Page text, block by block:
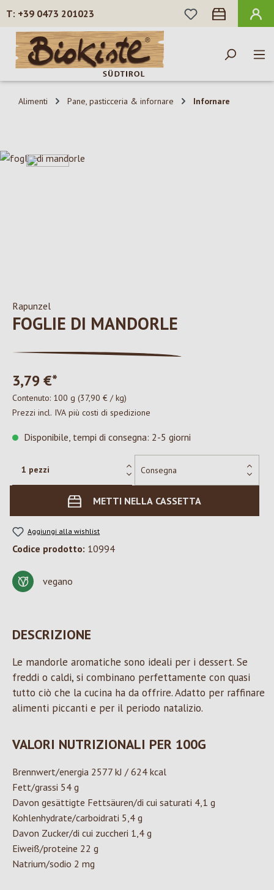
Passa al contenuto principale
+39 0473 201023
HAI 0 ARTICOLI
Alimenti Pane, pasticceria & infornare Infornare
Salta la galleria di immagini
Rapunzel
FOGLIE DI MANDORLE
3,79 €*
Contenuto: 100 g (37,90 € / kg)
Prezzi incl. IVA più costi di spedizione
Disponibile, tempi di consegna: 2-5 giorni
METTI NELLA CASSETTA
Aggiungi alla wishlist
Codice prodotto: 10994
vegano
DESCRIZIONE
Le mandorle aromatiche sono ideali per i dessert. Se
freddi o caldi, si combinano perfettamente con quasi
tutto ciò che la cucina ha da offrire. Adatto per raffinare
alimenti piccanti e per il periodo natalizio.
VALORI NUTRIZIONALI PER 100G
Brennwert/energia 2577 kJ / 624 kcal
Fett/grassi 54 g
Davon gesättigte Fettsäuren/di cui saturati 4,1 g
Kohlenhydrate/carboidrati 5,4 g
Davon Zucker/di cui zuccheri 1,4 g
Eiweiß/proteine 22 g
Natrium/sodio 2 mg